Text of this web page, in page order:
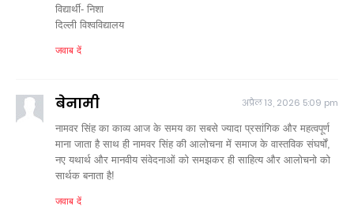
विद्यार्थी- निशा
दिल्ली विश्वविद्यालय
जवाब दें
बेनामी अप्रैल 13, 2026 5:09 pm
नामवर सिंह का काव्य आज के समय का सबसे ज्यादा प्रसांगिक और महत्वपूर्ण
माना जाता है साथ ही नामवर सिंह की आलोचना में समाज के वास्तविक संघर्षों,
नए यथार्थ और मानवीय संवेदनाओं को समझकर ही साहित्य और आलोचनो को
सार्थक बनाता है!
जवाब दें